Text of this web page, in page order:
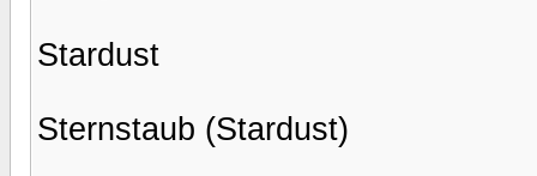
Stardust
Sternstaub (Stardust)